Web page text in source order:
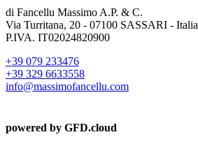
di Fancellu Massimo A.P. & C.
Via Turritana, 20 - 07100 SASSARI - Italia
P.IVA. IT02024820900
+39 079 233476
+39 329 6633558
moc.ullecnafomissam
@ofni
powered by GFD.cloud